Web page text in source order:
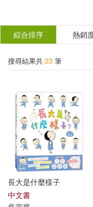
結
分類 (單選)
所有商品(23)
電子書(6)
作者 (可複選)
吳宜庭(8)
綜合排序 熱銷
搜尋結果共 23 筆
長大是什麼樣子
中文書